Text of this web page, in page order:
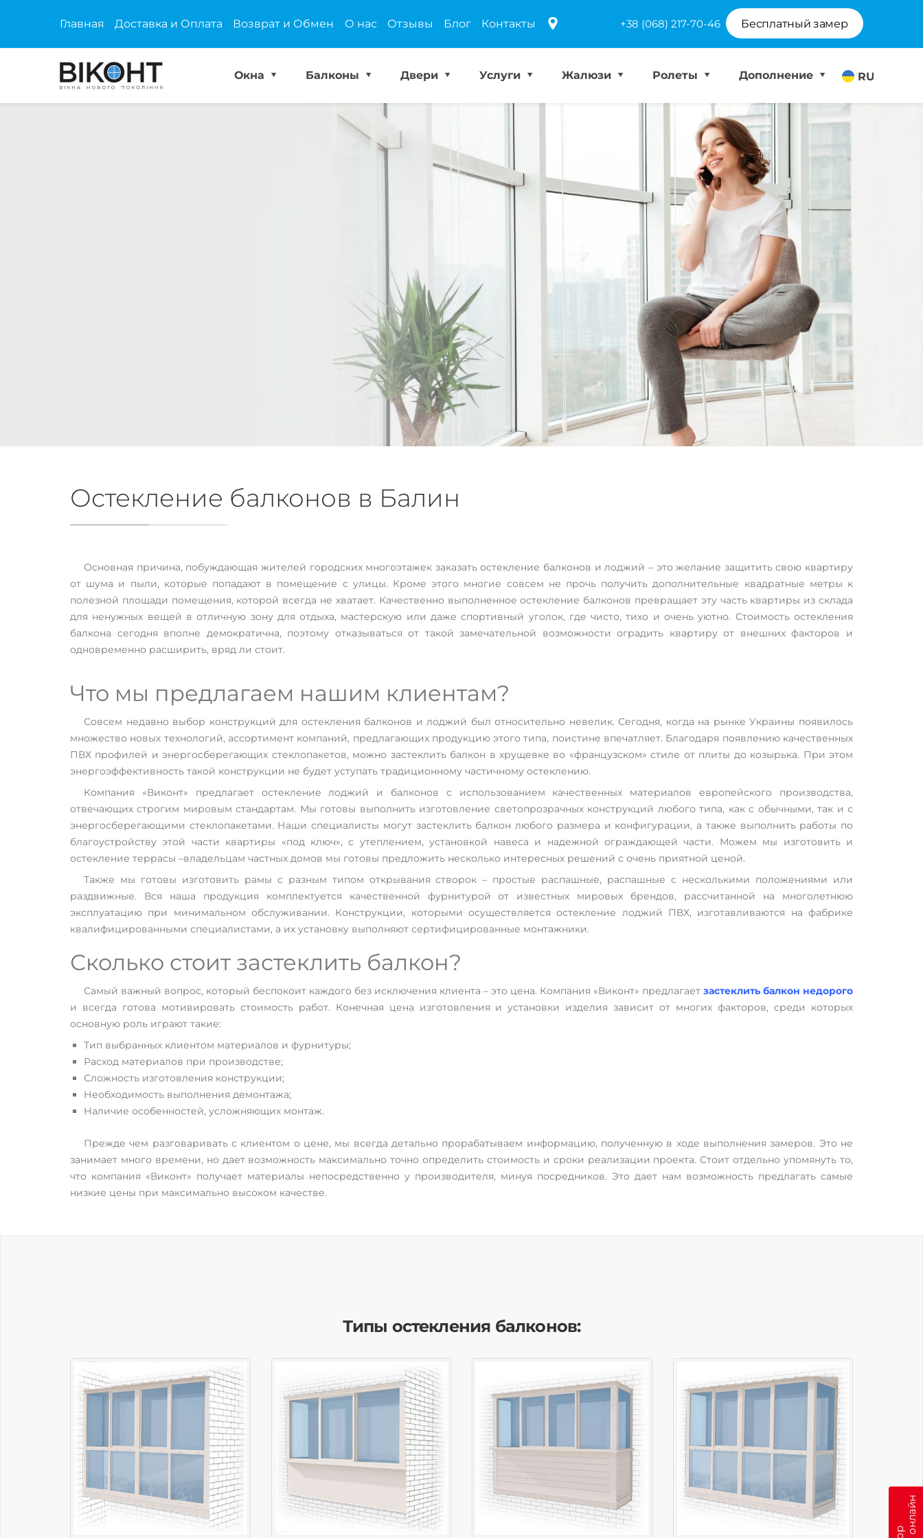
Главная Доставка и Оплата Возврат и Обмен О нас Отзывы Блог Контакты +38 (068) 217-70-46 Бесплатный замер
RU
Окна Балконы Двери Услуги Жалюзи Ролеты Дополнение
Остекление балконов и лоджий
в Балин
Если вы хотите провести застекление балкона в вашей квартире, то
лучше всего обратиться к нам. Мы предлагаем несколько видов
Остекление балконов в Балин
Основная причина, побуждающая жителей городских многоэтажек заказать остекление балконов и лоджий – это желание защитить свою квартиру
от шума и пыли, которые попадают в помещение с улицы. Кроме этого многие совсем не прочь получить дополнительные квадратные метры к
полезной площади помещения, которой всегда не хватает. Качественно выполненное остекление балконов превращает эту часть квартиры из склада
для ненужных вещей в отличную зону для отдыха, мастерскую или даже спортивный уголок, где чисто, тихо и очень уютно. Стоимость остекления
балкона сегодня вполне демократична, поэтому отказываться от такой замечательной возможности оградить квартиру от внешних факторов и
одновременно расширить, вряд ли стоит.
Что мы предлагаем нашим клиентам?
Совсем недавно выбор конструкций для остекления балконов и лоджий был относительно невелик. Сегодня, когда на рынке Украины появилось
множество новых технологий, ассортимент компаний, предлагающих продукцию этого типа, поистине впечатляет. Благодаря появлению качественных
ПВХ профилей и энергосберегающих стеклопакетов, можно застеклить балкон в хрущевке во «французском» стиле от плиты до козырька. При этом
энергоэффективность такой конструкции не будет уступать традиционному частичному остеклению.
Компания «Виконт» предлагает остекление лоджий и балконов с использованием качественных материалов европейского производства,
отвечающих строгим мировым стандартам. Мы готовы выполнить изготовление светопрозрачных конструкций любого типа, как с обычными, так и с
энергосберегающими стеклопакетами. Наши специалисты могут застеклить балкон любого размера и конфигурации, а также выполнить работы по
благоустройству этой части квартиры «под ключ», с утеплением, установкой навеса и надежной ограждающей части. Можем мы изготовить и
остекление террасы –владельцам частных домов мы готовы предложить несколько интересных решений с очень приятной ценой.
Также мы готовы изготовить рамы с разным типом открывания створок – простые распашные, распашные с несколькими положениями или
раздвижные. Вся наша продукция комплектуется качественной фурнитурой от известных мировых брендов, рассчитанной на многолетнюю
эксплуатацию при минимальном обслуживании. Конструкции, которыми осуществляется остекление лоджий ПВХ, изготавливаются на фабрике
квалифицированными специалистами, а их установку выполняют сертифицированные монтажники.
Сколько стоит застеклить балкон?
Самый важный вопрос, который беспокоит каждого без исключения клиента – это цена. Компания «Виконт» предлагает застеклить балкон недорого
и всегда готова мотивировать стоимость работ. Конечная цена изготовления и установки изделия зависит от многих факторов, среди которых
основную роль играют такие:
Тип выбранных клиентом материалов и фурнитуры;
Расход материалов при производстве;
Сложность изготовления конструкции;
Необходимость выполнения демонтажа;
Наличие особенностей, усложняющих монтаж.
Прежде чем разговаривать с клиентом о цене, мы всегда детально прорабатываем информацию, полученную в ходе выполнения замеров. Это не
занимает много времени, но дает возможность максимально точно определить стоимость и сроки реализации проекта. Стоит отдельно упомянуть то,
что компания «Виконт» получает материалы непосредственно у производителя, минуя посредников. Это дает нам возможность предлагать самые
низкие цены при максимально высоком качестве.
Типы остекления балконов: